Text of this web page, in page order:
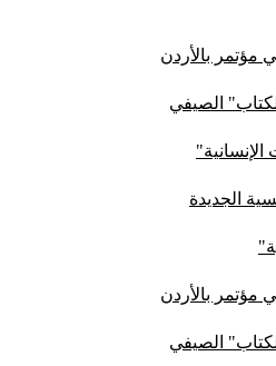
مؤتمر بالأردن
الصيفي
الجديدة
مؤتمر بالأردن
الصيفي